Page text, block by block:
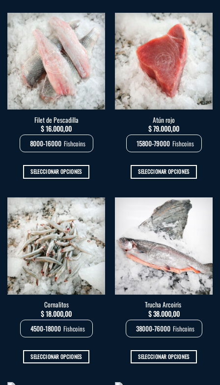
tiene
múltiples
variantes.
Las
opciones
se
pueden
elegir
en
la
página
de
producto
tiene
múltiples
variantes.
Las
opciones
se
pueden
elegir
en
la
página
de
producto
Filet de Pescadilla
$16.000,00
8000-16000 Fishcoins
SELECCIONAR OPCIONES
tiene
múltiples
variantes.
Las
opciones
se
pueden
elegir
en
la
página
de
producto
Atún rojo
$79.000,00
15800-79000 Fishcoins
SELECCIONAR OPCIONES
tiene
múltiples
variantes.
Las
opciones
se
pueden
elegir
en
la
página
de
producto
Cornalitos
$18.000,00
4500-18000 Fishcoins
SELECCIONAR OPCIONES
Trucha Arcoiris
$38.000,00
38000-76000 Fishcoins
SELECCIONAR OPCIONES